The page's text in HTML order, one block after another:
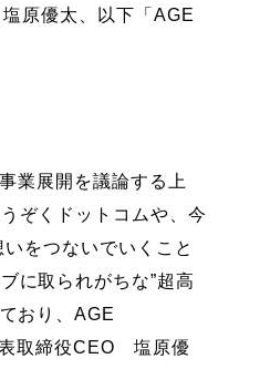
原優太、以下「AGE
業展開を議論する上
ぞくドットコムや、今
をつないでいくこと
に取られがちな”超高
おり、AGE
取締役CEO 塩原優